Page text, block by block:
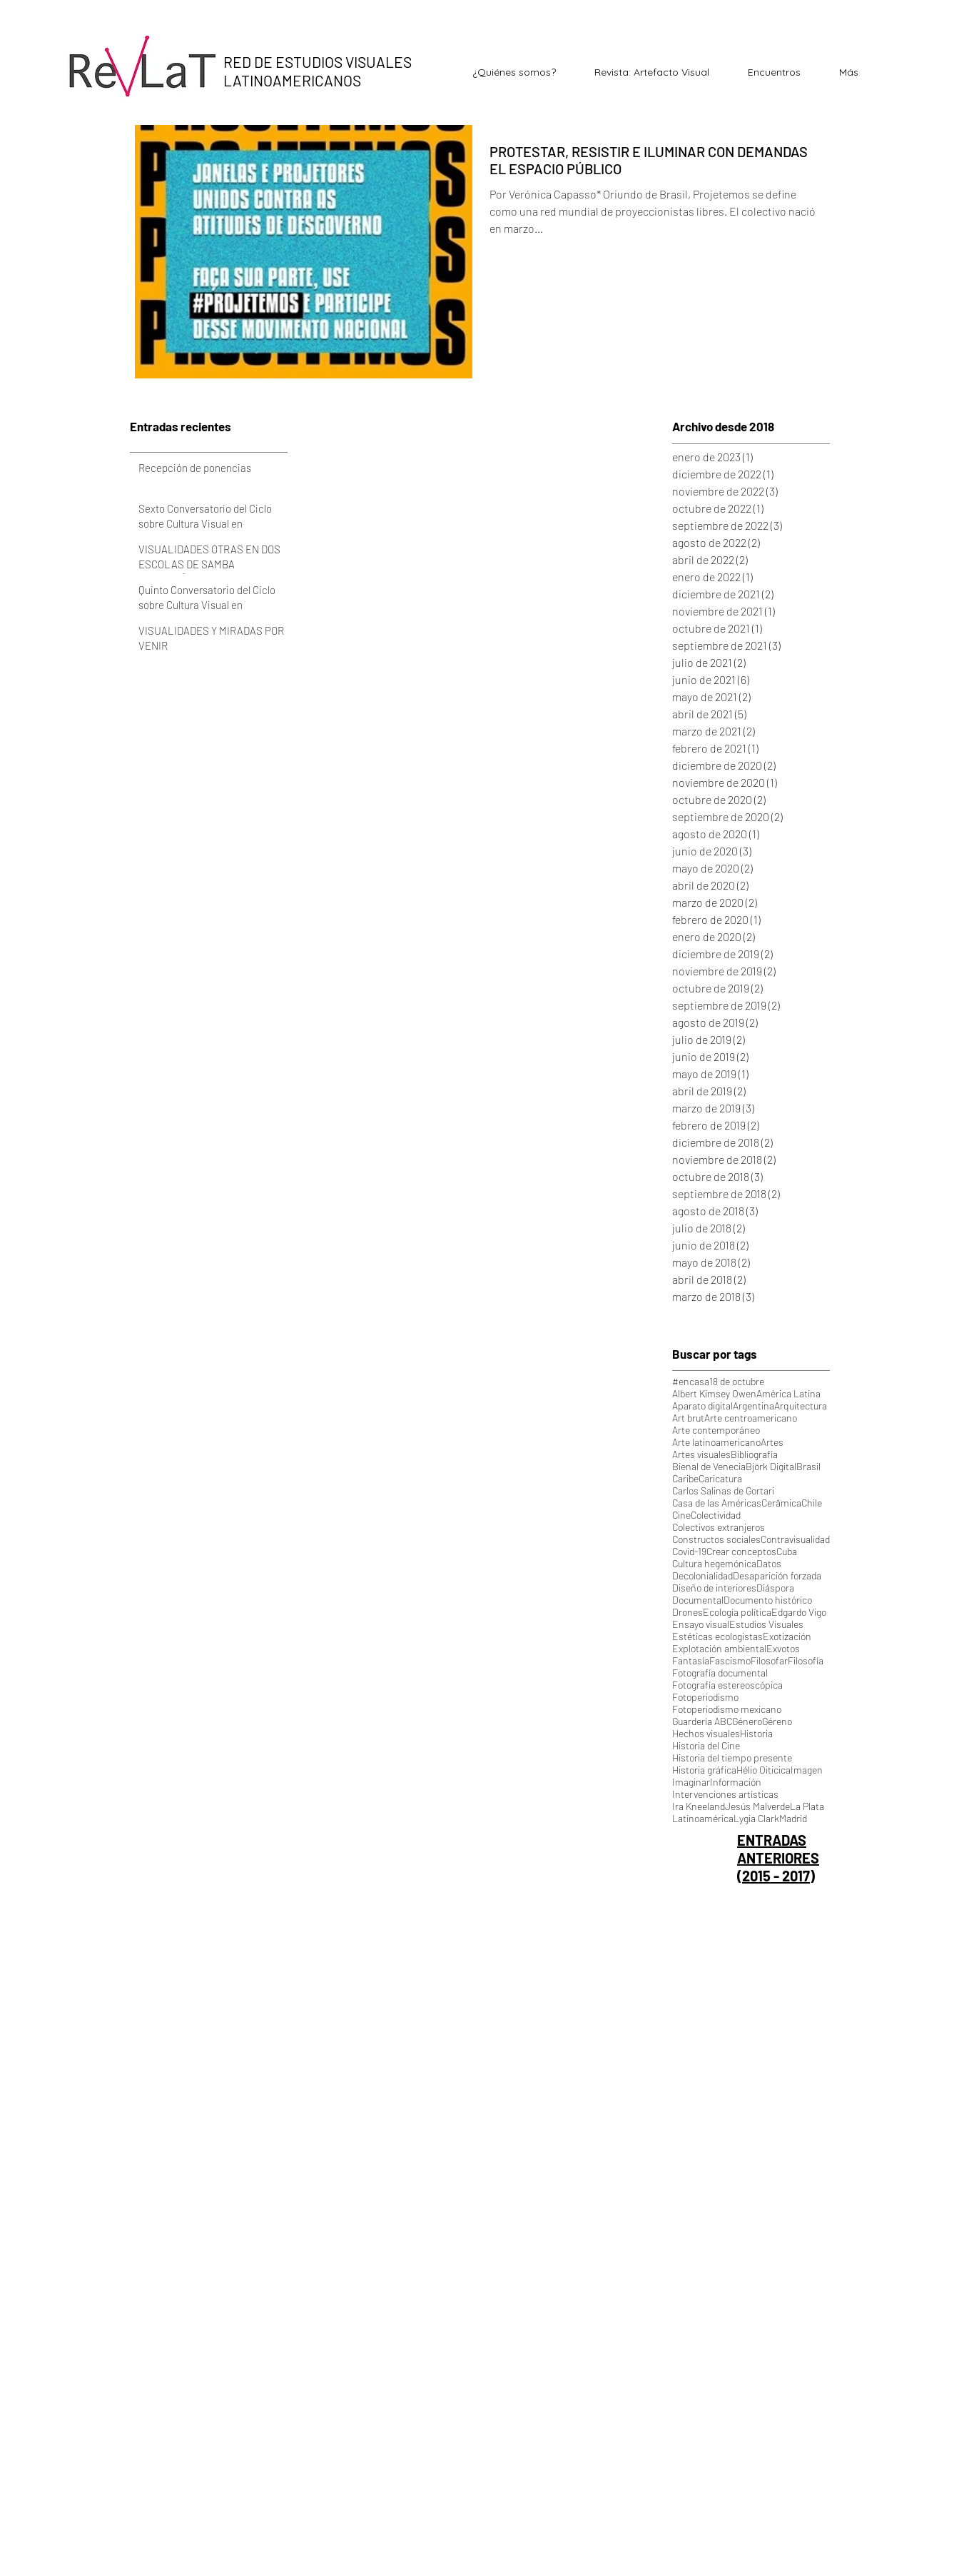
RED DE ESTUDIOS VISUALES
LATINOAMERICANOS
¿Quiénes somos? Revista: Artefacto Visual Encuentros Más
PROTESTAR, RESISTIR E ILUMINAR CON DEMANDAS
EL ESPACIO PÚBLICO
Por Verónica Capasso* Oriundo de Brasil, Projetemos se define
como una red mundial de proyeccionistas libres. El colectivo nació
en marzo...
Entradas recientes Archivo desde 2018
Recepción de ponencias
Sexto Conversatorio del Ciclo
sobre Cultura Visual en
VISUALIDADES OTRAS EN DOS
ESCOLAS DE SAMBA
Quinto Conversatorio del Ciclo
sobre Cultura Visual en
VISUALIDADES Y MIRADAS POR
VENIR
enero de 2023 (1)
diciembre de 2022 (1)
noviembre de 2022 (3)
octubre de 2022 (1)
septiembre de 2022 (3)
agosto de 2022 (2)
abril de 2022 (2)
enero de 2022 (1)
diciembre de 2021 (2)
noviembre de 2021 (1)
octubre de 2021 (1)
septiembre de 2021 (3)
julio de 2021 (2)
junio de 2021 (6)
mayo de 2021 (2)
abril de 2021 (5)
marzo de 2021 (2)
febrero de 2021 (1)
diciembre de 2020 (2)
noviembre de 2020 (1)
octubre de 2020 (2)
septiembre de 2020 (2)
agosto de 2020 (1)
junio de 2020 (3)
mayo de 2020 (2)
abril de 2020 (2)
marzo de 2020 (2)
febrero de 2020 (1)
enero de 2020 (2)
diciembre de 2019 (2)
noviembre de 2019 (2)
octubre de 2019 (2)
septiembre de 2019 (2)
agosto de 2019 (2)
julio de 2019 (2)
junio de 2019 (2)
mayo de 2019 (1)
abril de 2019 (2)
marzo de 2019 (3)
febrero de 2019 (2)
diciembre de 2018 (2)
noviembre de 2018 (2)
octubre de 2018 (3)
septiembre de 2018 (2)
agosto de 2018 (3)
julio de 2018 (2)
junio de 2018 (2)
mayo de 2018 (2)
abril de 2018 (2)
marzo de 2018 (3)
Buscar por tags
#encasa18 de octubre
Albert Kimsey OwenAmérica Latina
Aparato digitalArgentinaArquitectura
Art brutArte centroamericano
Arte contemporáneo
Arte latinoamericanoArtes
Artes visualesBibliografía
Bienal de VeneciaBjörk DigitalBrasil
CaribeCaricatura
Carlos Salinas de Gortari
Casa de las AméricasCerâmicaChile
CineColectividad
Colectivos extranjeros
Constructos socialesContravisualidad
Covid-19Crear conceptosCuba
Cultura hegemónicaDatos
DecolonialidadDesaparición forzada
Diseño de interioresDiáspora
DocumentalDocumento histórico
DronesEcología políticaEdgardo Vigo
Ensayo visualEstudios Visuales
Estéticas ecologistasExotización
Explotación ambientalExvotos
FantasíaFascismoFilosofarFilosofía
Fotografía documental
Fotografía estereoscópica
Fotoperiodismo
Fotoperiodismo mexicano
Guardería ABCGéneroGéreno
Hechos visualesHistoria
Historia del Cine
Historia del tiempo presente
Historia gráficaHélio OiticicaImagen
ImaginarInformación
Intervenciones artísticas
Ira KneelandJesús MalverdeLa Plata
LatinoaméricaLygia ClarkMadrid
ENTRADAS
ANTERIORES
(2015 - 2017)